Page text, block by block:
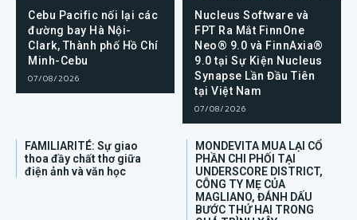
Cebu Pacific nối lại các
đường bay Hà Nội-
Clark, Thành phố Hồ Chí
Minh-Cebu
07/08/2026
Nucleus Software và
FPT Ra Mắt FinnOne
Neo® 9.0 và FinnAxia®
9.0 tại Sự Kiện Nucleus
Synapse Lần Đầu Tiên
tại Việt Nam
07/08/2026
FAMILIARITÉ: Sự giao
thoa đầy chất thơ giữa
điện ảnh và văn học
MONDEVITA MUA LẠI CỔ
PHẦN CHI PHỐI TẠI
UNDERSCORE DISTRICT,
CÔNG TY MẸ CỦA
MAGLIANO, ĐÁNH DẤU
BƯỚC THỨ HAI TRONG